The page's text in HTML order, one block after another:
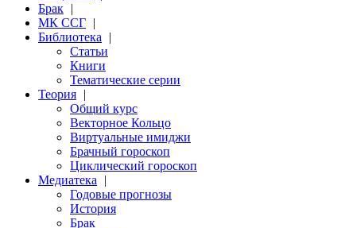
Брак |
МК ССГ |
Библиотека
|
Статьи
Книги
Тематические серии
Теория |
Общий курс
Векторное Кольцо
Виртуальные имиджи
Брачный гороскоп
Циклический гороскоп
Медиатека
|
Годовые прогнозы
История
Брак